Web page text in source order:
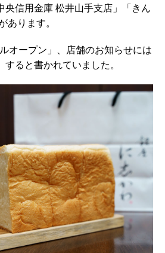
央信用金庫 松井山手支店」「きん
あります。
オープン」、店舗のお知らせには
すると書かれていました。